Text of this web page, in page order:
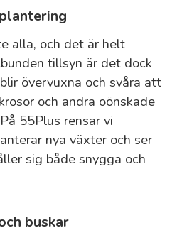
alla, och det är helt
tillsyn är det dock
övervuxna och svåra att
och andra oönskade
55Plus rensar vi
nya växter och ser
sig både snygga och
buskar